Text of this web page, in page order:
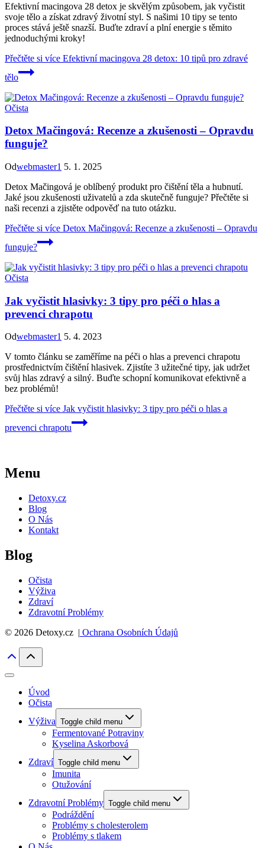
Efektivní macingova 28 detox je skvělým způsobem, jak vyčistit
svoje tělo a získat zdravý životní styl. S našimi 10 tipy se tento
proces stává ještě snazší. Buďte zdraví a plní energie s těmito
jednoduchými kroky!
Přečtěte si více Efektivní macingova 28 detox: 10 tipů pro zdravé
tělo
Očista
Detox Mačingová: Recenze a zkušenosti – Opravdu
funguje?
Odwebmaster1 5. 1. 2025
Detox Mačingová je oblíbený produkt pro čištění těla a hubnutí.
Jaké jsou zkušenosti uživatelů a zda skutečně funguje? Přečtěte si
naši recenzi a zjistěte odpověď na tuto otázku.
Přečtěte si více Detox Mačingová: Recenze a zkušenosti – Opravdu
funguje?
Očista
Jak vyčistit hlasivky: 3 tipy pro péči o hlas a
prevenci chrapotu
Odwebmaster1 5. 4. 2023
V tomto článku se zaměříme na péči o hlas a prevenci chrapotu
prostřednictvím čištění hlasivek. Zjistíte 3 užitečné tipy, jak udržet
svůj hlas zdravý a silný. Buďte schopní komunikovat efektivně a
bez problémů!
Přečtěte si více Jak vyčistit hlasivky: 3 tipy pro péči o hlas a
prevenci chrapotu
Menu
Detoxy.cz
Blog
O Nás
Kontakt
Blog
Očista
Výživa
Zdraví
Zdravotní Problémy
© 2026 Detoxy.cz | Ochrana Osobních Údajů
Úvod
Očista
Výživa Toggle child menu
Fermentované Potraviny
Kyselina Askorbová
Zdraví Toggle child menu
Imunita
Otužování
Zdravotní Problémy Toggle child menu
Podráždění
Problémy s cholesterolem
Problémy s tlakem